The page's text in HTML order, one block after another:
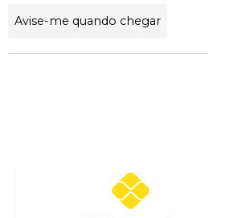
Avise-me quando chegar